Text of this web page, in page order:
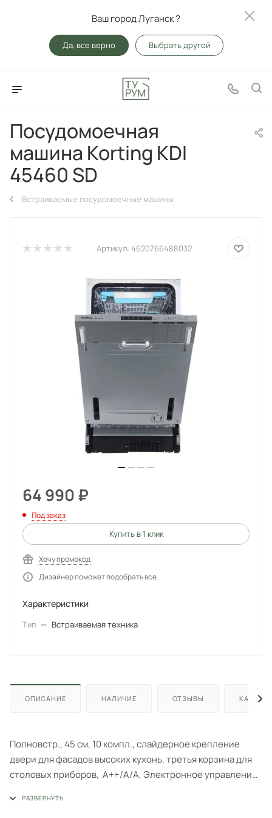
Ваш город Луганск ?
Да, все верно Выбрать другой
Посудомоечная
машина Korting KDI
45460 SD
Встраиваемые посудомоечные машины
Артикул: 4620766488032
64 990₽
Под заказ
Купить в 1 клик
Хочу промокод
Дизайнер поможет подобрать все.
Характеристики
Тип — Встраиваемая техника
ОПИСАНИЕ НАЛИЧИЕ ОТЗЫВЫ КАК
Полновстр., 45 см, 10 компл., слайдерное крепление
двери для фасадов высоких кухонь, третья корзина для
столовых приборов, А++/A/A, Электронное управление,